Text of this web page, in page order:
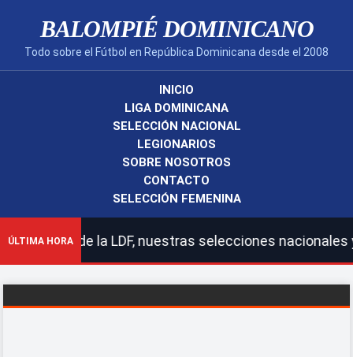
BALOMPIÉ DOMINICANO
Todo sobre el Fútbol en República Dominicana desde el 2008
INICIO
LIGA DOMINICANA
SELECCIÓN NACIONAL
LEGIONARIOS
SOBRE NOSOTROS
CONTACTO
SELECCIÓN FEMENINA
ÚLTIMA HORA
de la LDF, nuestras selecciones nacionales y